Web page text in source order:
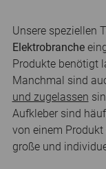
Unsere speziellen
Elektrobranche
Produkte benötigt
Manchmal sind
und zugelassen
Aufkleber sind
von einem
große und